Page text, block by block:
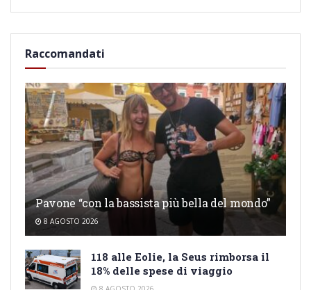
Raccomandati
Pavone “con la bassista più bella del mondo”
8 AGOSTO 2026
118 alle Eolie, la Seus rimborsa il
18% delle spese di viaggio